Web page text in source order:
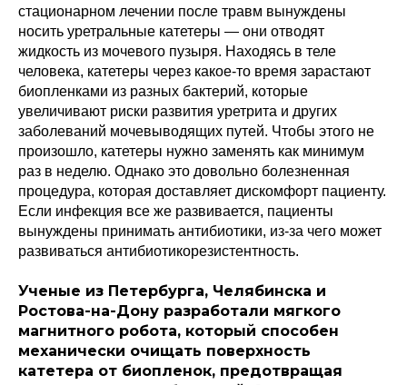
стационарном лечении после травм вынуждены
носить уретральные катетеры — они отводят
жидкость из мочевого пузыря. Находясь в теле
человека, катетеры через какое-то время зарастают
биопленками из разных бактерий, которые
увеличивают риски развития уретрита и других
заболеваний мочевыводящих путей. Чтобы этого не
произошло, катетеры нужно заменять как минимум
раз в неделю. Однако это довольно болезненная
процедура, которая доставляет дискомфорт пациенту.
Если инфекция все же развивается, пациенты
вынуждены принимать антибиотики, из-за чего может
развиваться антибиотикорезистентность.
Ученые из Петербурга, Челябинска и
Ростова-на-Дону разработали мягкого
магнитного робота, который способен
механически очищать поверхность
катетера от биопленок, предотвращая